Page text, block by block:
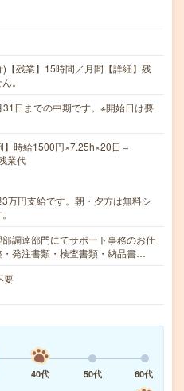
【残業】15時間／月間【詳細】残
。
日までの中期です。※開始日は要
時給1500円×7.25h×20日＝
業代
万円支給です。朝・夕方は無料シ
調達部門にてサポート事務のお仕
発注書類・検査書類・納品書…
要
40代 50代
60代